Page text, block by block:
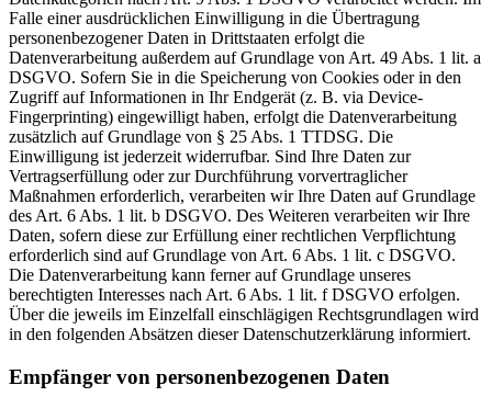
Falle einer ausdrücklichen Einwilligung in die Übertragung
personenbezogener Daten in Drittstaaten erfolgt die
Datenverarbeitung außerdem auf Grundlage von Art. 49 Abs. 1 lit. a
DSGVO. Sofern Sie in die Speicherung von Cookies oder in den
Zugriff auf Informationen in Ihr Endgerät (z. B. via Device-
Fingerprinting) eingewilligt haben, erfolgt die Datenverarbeitung
zusätzlich auf Grundlage von § 25 Abs. 1 TTDSG. Die
Einwilligung ist jederzeit widerrufbar. Sind Ihre Daten zur
Vertragserfüllung oder zur Durchführung vorvertraglicher
Maßnahmen erforderlich, verarbeiten wir Ihre Daten auf Grundlage
des Art. 6 Abs. 1 lit. b DSGVO. Des Weiteren verarbeiten wir Ihre
Daten, sofern diese zur Erfüllung einer rechtlichen Verpflichtung
erforderlich sind auf Grundlage von Art. 6 Abs. 1 lit. c DSGVO.
Die Datenverarbeitung kann ferner auf Grundlage unseres
berechtigten Interesses nach Art. 6 Abs. 1 lit. f DSGVO erfolgen.
Über die jeweils im Einzelfall einschlägigen Rechtsgrundlagen wird
in den folgenden Absätzen dieser Datenschutzerklärung informiert.
Empfänger von personenbezogenen Daten